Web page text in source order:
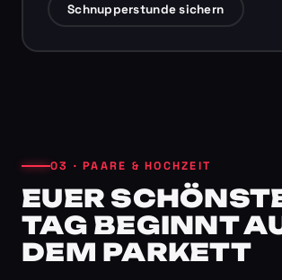
Schnupperstunde sichern
03 · PAARE & HOCHZEIT
EUER
TAG BEGINNT
DEM PARKETT